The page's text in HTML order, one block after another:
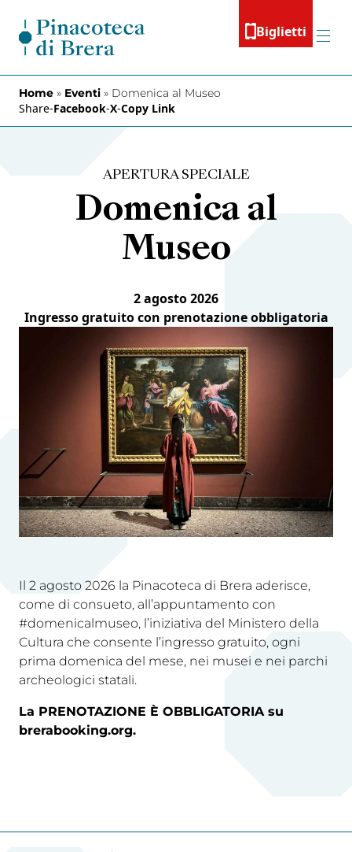
Biglietti
Menu
Home » Eventi » Domenica al Museo
Share-Facebook-X-Copy Link
APERTURA SPECIALE
Domenica al
Museo
2 agosto 2026
Ingresso gratuito con prenotazione obbligatoria
Il 2 agosto 2026 la Pinacoteca di Brera aderisce,
come di consueto, all’appuntamento con
#domenicalmuseo, l’iniziativa del Ministero della
Cultura che consente l’ingresso gratuito, ogni
prima domenica del mese, nei musei e nei parchi
archeologici statali.
La PRENOTAZIONE È OBBLIGATORIA su
brerabooking.org.